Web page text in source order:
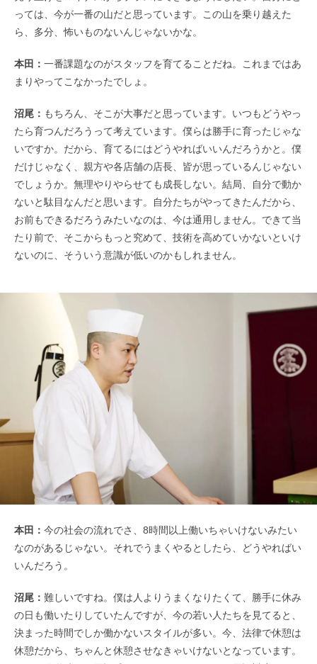
っては、今が一番の山だと思っています。この山を乗り越えた
ら、多分、怖いものないんじゃないかな。
本田： 一番課題なのがスタッフを育てることだね。これまではあ
まりやってこなかったでしょ。
沼尾： もちろん、そこが大事だと思っています。いつもどうやっ
たら育つんだろうって考えています。僕らは勝手に育ったじゃな
いですか。だから、育てるにはどうやればいいんだろうかと。僕
だけじゃなく、親方や各店舗の店長、皆が思っているんじゃない
でしょうか。無理やりやらせても成長しない。結局、自分で動か
ないと駄目なんだと思います。自分たちがやってきたんだから、
お前もできるだろうみたいなのは、今は通用しません。できて当
たり前で、そこからもっと究めて、技術を高めていかないといけ
ないのに、そういう意識が低いのかもしれません。
本田： 今の社会の流れでさ、8時間以上働いちゃいけないみたい
なのがあるじゃない。それでうまくやるとしたら、どうやればい
いんだろう。
沼尾： 難しいですね。僕は人よりうまくなりたくて、勝手に休み
の日も働いたりしていたんですが、今の若い人たちを見てると、
決まった時間でしか働かないスタイルが多い。今、法律で休憩は
休憩だから、ちゃんと休憩させなきゃいけないとなっています。